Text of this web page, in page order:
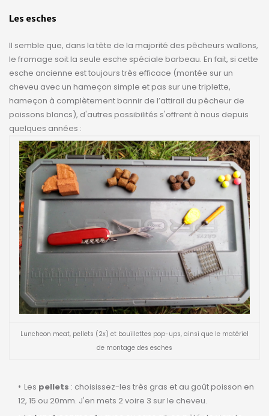
Les esches
Il semble que, dans la tête de la majorité des pêcheurs wallons,
le fromage soit la seule esche spéciale barbeau. En fait, si cette
esche ancienne est toujours très efficace (montée sur un
cheveu avec un hameçon simple et pas sur une triplette,
hameçon à complètement bannir de l’attirail du pêcheur de
poissons blancs), d'autres possibilités s'offrent à nous depuis
quelques années :
Luncheon meat, pellets (2x) et bouillettes pop-ups, ainsi que le matériel
de montage des esches
Les pellets : choisissez-les très gras et au goût poisson en
12, 15 ou 20mm. J'en mets 2 voire 3 sur le cheveu.